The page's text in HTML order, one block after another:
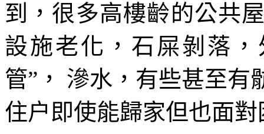
到，很多高樓齡的公共
設施老化，石屎剝落
管”， 滲水，有些甚至有
住户即使能歸家但也面對